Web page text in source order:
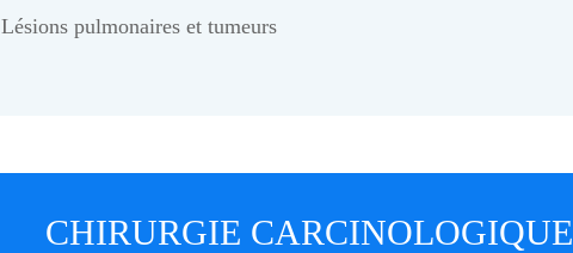
Lésions pulmonaires et tumeurs
CHIRURGIE CARCINOLOGIQUE